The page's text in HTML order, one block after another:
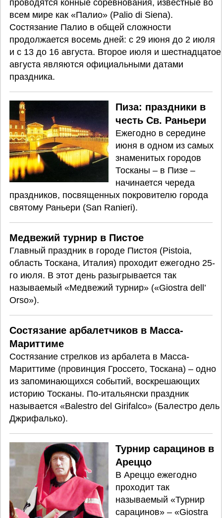
проводятся конные соревнования, известные во
всем мире как «Палио» (Palio di Siena).
Состязание Палио в общей сложности
продолжается восемь дней: с 29 июня до 2 июля
и с 13 до 16 августа. Второе июля и шестнадцатое
августа являются официальными датами
праздника.
Пиза: праздники в
честь Св. Раньери
Ежегодно в середине
июня в одном из самых
знаменитых городов
Тосканы – в Пизе –
начинается череда
праздников, посвященных покровителю города
святому Раньери (San Ranieri).
Медвежий турнир в Пистое
Главный праздник в городе Пистоя (Pistoia,
область Тоскана, Италия) проходит ежегодно 25-
го июля. В этот день разыгрывается так
называемый «Медвежий турнир» («Giostra dell’
Orso»).
Состязание арбалетчиков в Масса-
Мариттиме
Состязание стрелков из арбалета в Масса-
Мариттиме (провинция Гроссето, Тоскана) – одно
из запоминающихся событий, воскрешающих
историю Тосканы. По-итальянски праздник
называется «Balestro del Girifalco» (Балестро дель
Джрифалько).
Турнир сарацинов в
Ареццо
В Ареццо ежегодно
проходит так
называемый «Турнир
сарацинов» – «Giostra